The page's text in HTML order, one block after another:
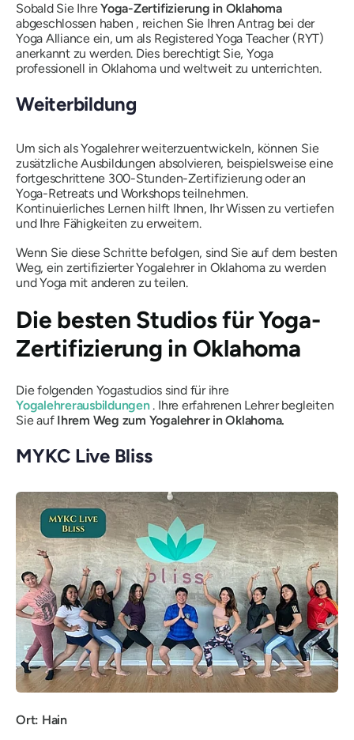
Sobald Sie IhreYoga-Zertifizierung in Oklahoma
abgeschlossen haben , reichen Sie Ihren Antrag bei der
Yoga Alliance ein, um als Registered Yoga Teacher (RYT)
anerkannt zu werden. Dies berechtigt Sie, Yoga
professionell in Oklahoma und weltweit zu unterrichten.
Weiterbildung
Um sich als Yogalehrer weiterzuentwickeln, können Sie
zusätzliche Ausbildungen absolvieren, beispielsweise eine
fortgeschrittene 300-Stunden-Zertifizierung oder an
Yoga-Retreats und Workshops teilnehmen.
Kontinuierliches Lernen hilft Ihnen, Ihr Wissen zu vertiefen
und Ihre Fähigkeiten zu erweitern.
Wenn Sie diese Schritte befolgen, sind Sie auf dem besten
Weg, ein zertifizierter Yogalehrer in Oklahoma zu werden
und Yoga mit anderen zu teilen.
Die besten Studios für Yoga-
Zertifizierung in Oklahoma
Die folgenden Yogastudios sind für ihre
Yogalehrerausbildungen. Ihre erfahrenen Lehrer begleiten
Sie auf Ihrem Weg zum Yogalehrer in Oklahoma.
MYKC Live Bliss
Ort: Hain